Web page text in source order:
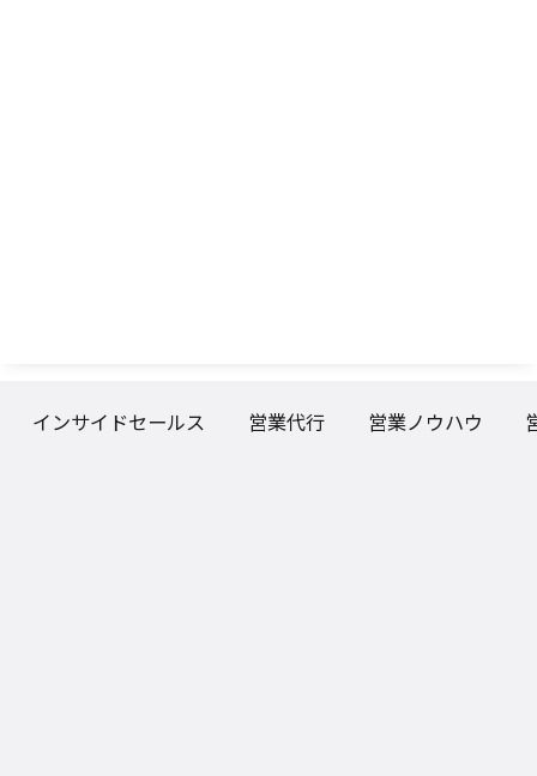
インサイドセールス 営業代行 営業ノウハウ